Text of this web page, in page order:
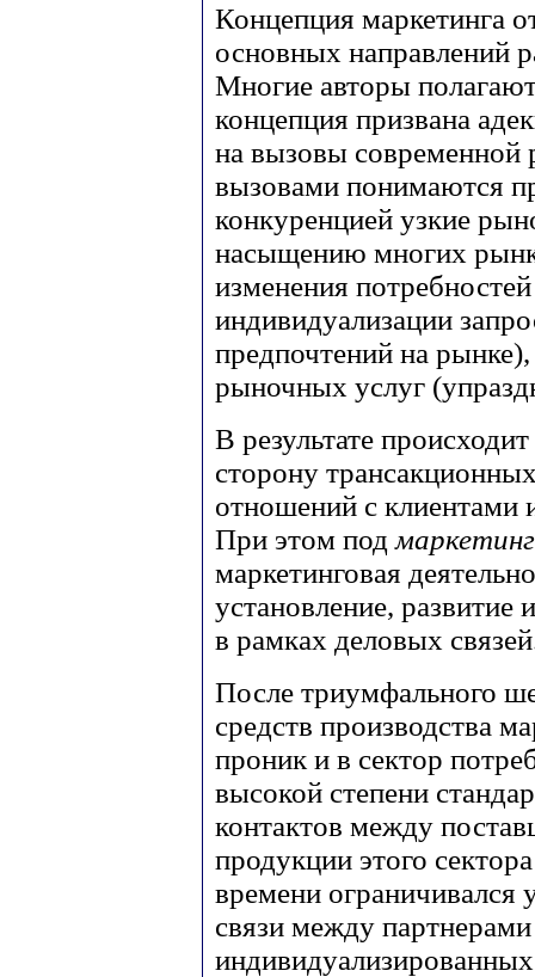
Концепция маркетинга
основных направлений
Многие авторы
концепция призвана
на вызовы современной
вызовами понимаются
конкуренцией узкие
насыщению многих
изменения
индивидуализации
предпочтений на
рыночных услуг
В результате
сторону
отношений с клиентами
При этом под
маркетинговая
установление,
в рамках деловых
После триумфального
средств производства
проник и в сектор
высокой степени
контактов между
продукции этого
времени ограничивался
связи между